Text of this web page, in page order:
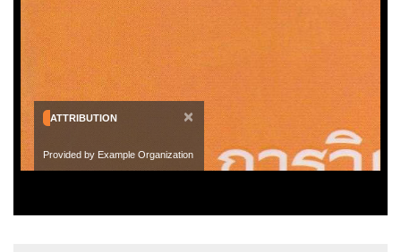
ATTRIBUTION ×
Provided by Example Organization